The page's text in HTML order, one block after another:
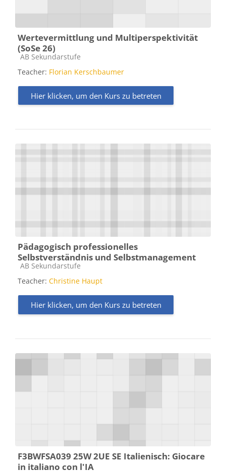
Wertevermittlung und Multiperspektivität
(SoSe 26)
Kursbereich
AB Sekundarstufe
Teacher: Florian Kerschbaumer
Hier klicken, um den Kurs zu betreten
Pädagogisch professionelles
Selbstverständnis und Selbstmanagement
Kursbereich
AB Sekundarstufe
Teacher: Christine Haupt
Hier klicken, um den Kurs zu betreten
F3BWFSA039 25W 2UE SE Italienisch: Giocare
in italiano con l'IA